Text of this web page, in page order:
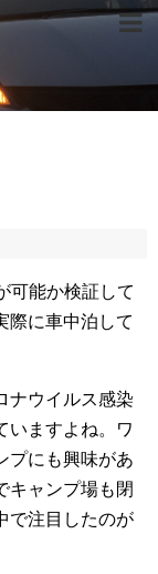
可能か検証して
際に車中泊して
ナウイルス感染
いますよね。ワ
プにも興味があ
キャンプ場も閉
で注目したのが